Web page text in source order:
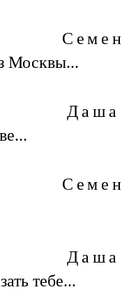
Семен
Москвы...
Даша
Семен
Даша
тебе...